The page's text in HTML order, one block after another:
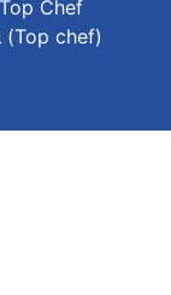
Chef
(Top chef)